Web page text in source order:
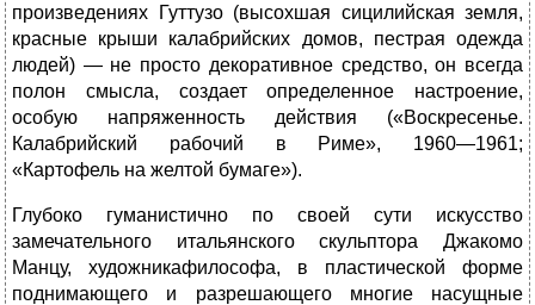
произведениях Гуттузо (высохшая сицилий­ская земля,
красные крыши калабрийских домов, пестрая одежда
людей) — не просто декоративное средство, он всегда
полон смысла, создает определенное настроение,
особую напряженность действия («Воскресенье.
Калабрийский рабочий в Риме», 1960—1961;
«Картофель на желтой бумаге»).
Глубоко гуманистично по своей сути искусство
замечательного итальянского скульптора Джакомо
Манцу, художникафилософа, в пластической форме
поднимающего и разрешающего многие насущные